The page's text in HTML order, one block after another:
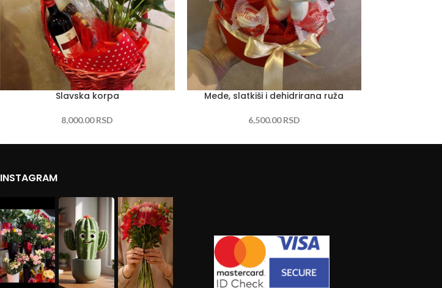
Slavska korpa
8,000.00RSD
Mede, slatkiši i dehidrirana ruža
6,500.00RSD
INSTAGRAM